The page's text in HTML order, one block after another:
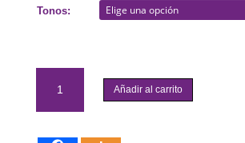
Tonos:
Creations-
+
Añadir al carrito